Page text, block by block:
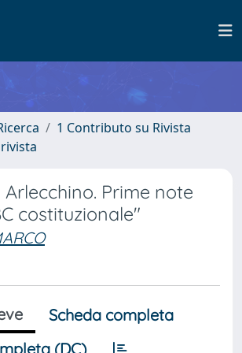
1 Contributo su Rivista
Arlecchino. Prime note
costituzionale"
Scheda completa
(DC)